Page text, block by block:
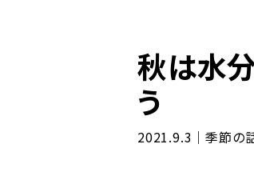
秋は水
う
2021.9.3｜季節の